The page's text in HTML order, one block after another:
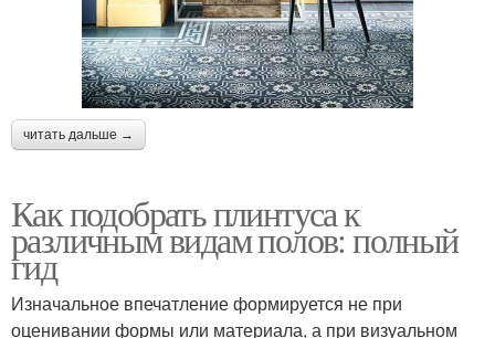
читать дальше →
Как подобрать плинтуса к
различным видам полов: полный
гид
Изначальное впечатление формируется не при
оценивании формы или материала, а при визуальном